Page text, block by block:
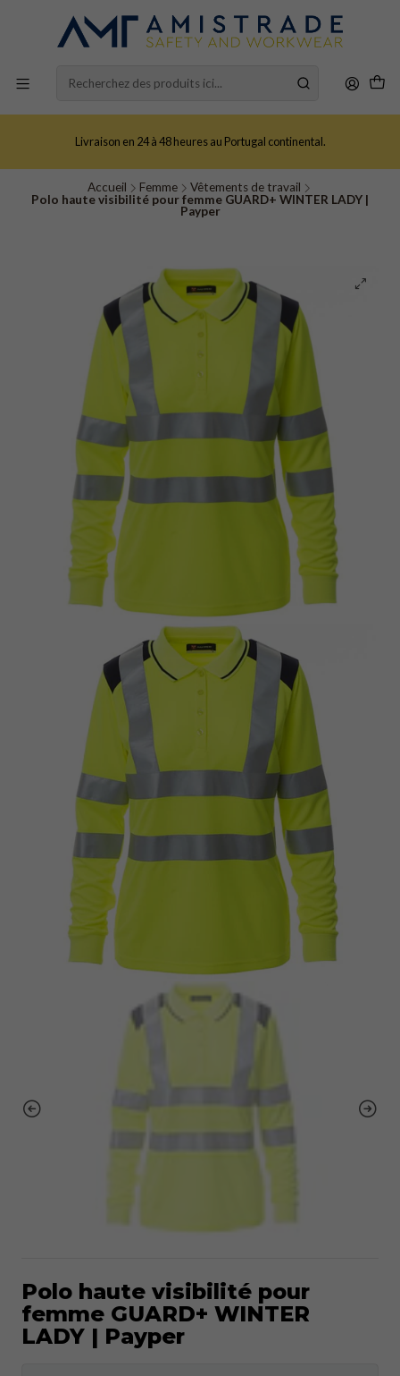
Livraison en 24 à 48 heures au Portugal continental.
Accueil Femme
Vêtements de travail
Polo haute visibilité pour femme GUARD+ WINTER LADY |
Payper
Polo haute visibilité pour
femme GUARD+ WINTER
LADY | Payper